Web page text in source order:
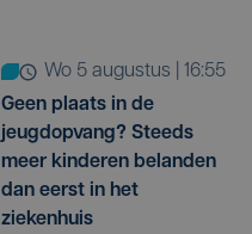
wo 5 augustus | 16:55
Geen plaats in de
jeugdopvang? Steeds
meer kinderen belanden
dan eerst in het
ziekenhuis